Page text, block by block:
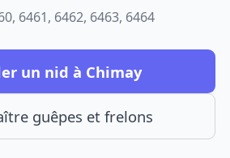
6461, 6462, 6463, 6464
un nid à Chimay
guêpes et frelons